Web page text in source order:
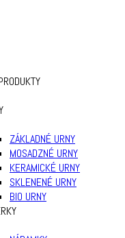
ZÁKLADNÉ URNY
MOSADZNÉ URNY
KERAMICKÉ URNY
SKLENENÉ URNY
BIO URNY